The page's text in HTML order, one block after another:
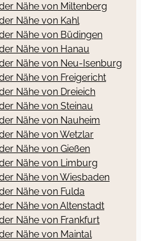
Nähe von Miltenberg
Nähe von Kahl
Nähe von Büdingen
Nähe von Hanau
Nähe von Neu-Isenburg
Nähe von Freigericht
Nähe von Dreieich
Nähe von Steinau
Nähe von Nauheim
Nähe von Wetzlar
Nähe von Gießen
Nähe von Limburg
Nähe von Wiesbaden
Nähe von Fulda
Nähe von Altenstadt
Nähe von Frankfurt
Nähe von Maintal